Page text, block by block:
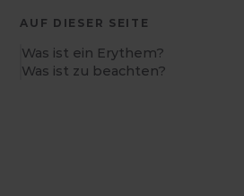
AUF DIESER SEITE
Was ist ein Erythem?
Was ist zu beachten?